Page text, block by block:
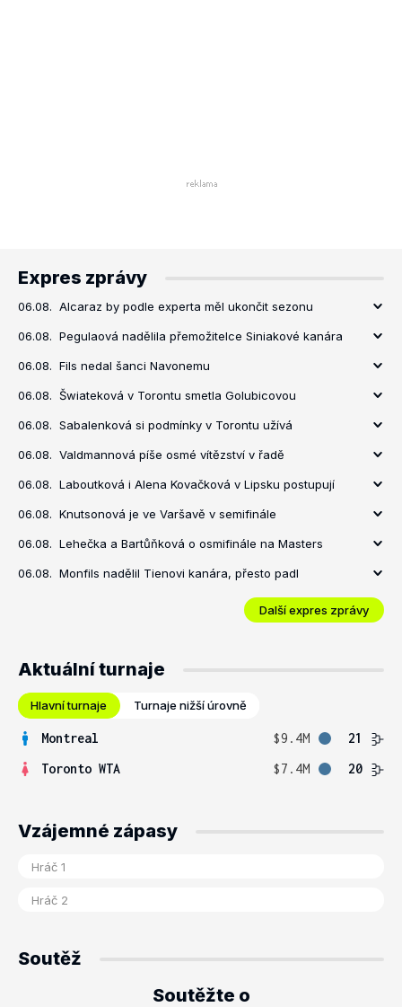
Expres zprávy
06.08. Alcaraz by podle experta měl ukončit sezonu
06.08. Pegulaová nadělila přemožitelce Siniakové kanára
06.08. Fils nedal šanci Navonemu
06.08. Šwiateková v Torontu smetla Golubicovou
06.08. Sabalenková si podmínky v Torontu užívá
06.08. Valdmannová píše osmé vítězství v řadě
06.08. Laboutková i Alena Kovačková v Lipsku postupují
06.08. Knutsonová je ve Varšavě v semifinále
06.08. Lehečka a Bartůňková o osmifinále na Masters
06.08. Monfils nadělil Tienovi kanára, přesto padl
Další expres zprávy
Aktuální turnaje
Hlavní turnaje Turnaje nižší úrovně
Montreal $9.4M
21
Toronto WTA
$7.4M 20
Vzájemné zápasy
Soutěž
Soutěžte o